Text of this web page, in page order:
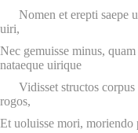
Nomen et erepti saepe
uiri,
Nec gemuisse minus, quam
nataeque uirique
Vidisset structos corpus
rogos,
Et uoluisse mori, moriendo